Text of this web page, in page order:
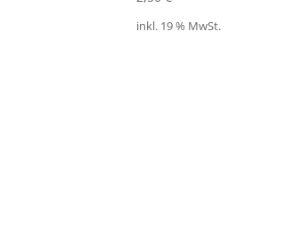
inkl. 19 % MwSt.